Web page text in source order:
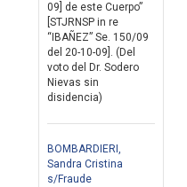
09] de este Cuerpo”
[STJRNSP in re
“IBAÑEZ” Se. 150/09
del 20-10-09]. (Del
voto del Dr. Sodero
Nievas sin
disidencia)
BOMBARDIERI,
Sandra Cristina
s/Fraude